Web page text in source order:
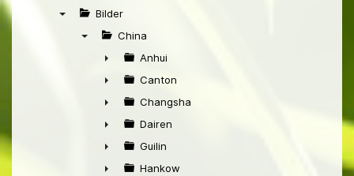
Bilder
China
►
Anhui
►
Canton
►
Changsha
►
Dairen
►
Guilin
Hankow